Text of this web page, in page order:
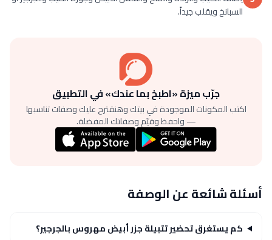
السبانخ ويقلب جيداً.
جرّب ميزة «اطبخ بما عندك» في التطبيق
اكتب المكونات الموجودة في بيتك وهنقترح عليك وصفات تناسبها
— واحفظ وقيّم وصفاتك المفضلة.
أسئلة شائعة عن الوصفة
كم يستغرق تحضير تتبيلة جزر أبيض مهروس بالجرجير؟